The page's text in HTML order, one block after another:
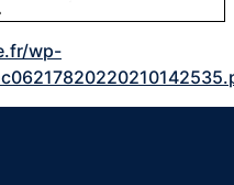
wp-